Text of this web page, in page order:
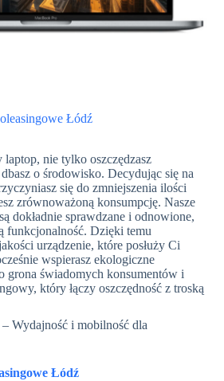
Łódź
nie tylko oszczędzasz
o środowisko. Decydując się na
się do zmniejszenia ilości
zrównoważoną konsumpcję. Nasze
dokładnie sprawdzane i odnowione,
funkcjonalność. Dzięki temu
urządzenie, które posłuży Ci
wspierasz ekologiczne
grona świadomych konsumentów i
który łączy oszczędność z troską
Łódź